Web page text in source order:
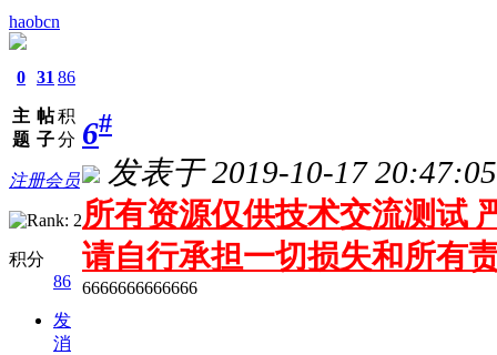
haobcn
0
主
题
31
帖
子
86
积
分
注册会员
积分
86
发
消
6#
发表于 2019-10-17 20:47:05
所有资源仅供技术交流测试
请自行承担一切损失和所有
6666666666666